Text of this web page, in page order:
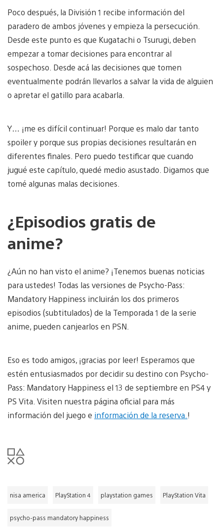
Poco después, la División 1 recibe información del
paradero de ambos jóvenes y empieza la persecución.
Desde este punto es que Kugatachi o Tsurugi, deben
empezar a tomar decisiones para encontrar al
sospechoso. Desde acá las decisiones que tomen
eventualmente podrán llevarlos a salvar la vida de alguien
o apretar el gatillo para acabarla.
Y… ¡me es difícil continuar! Porque es malo dar tanto
spoiler y porque sus propias decisiones resultarán en
diferentes finales. Pero puedo testificar que cuando
jugué este capítulo, quedé medio asustado. Digamos que
tomé algunas malas decisiones.
¿Episodios gratis de
anime?
¿Aún no han visto el anime? ¡Tenemos buenas noticias
para ustedes! Todas las versiones de Psycho-Pass:
Mandatory Happiness incluirán los dos primeros
episodios (subtitulados) de la Temporada 1 de la serie
anime, pueden canjearlos en PSN.
Eso es todo amigos, ¡gracias por leer! Esperamos que
estén entusiasmados por decidir su destino con Psycho-
Pass: Mandatory Happiness el 13 de septiembre en PS4 y
PS Vita. Visiten nuestra página oficial para más
información del juego e información de la reserva.!
nisa america PlayStation 4 playstation games PlayStation Vita
psycho-pass mandatory happiness